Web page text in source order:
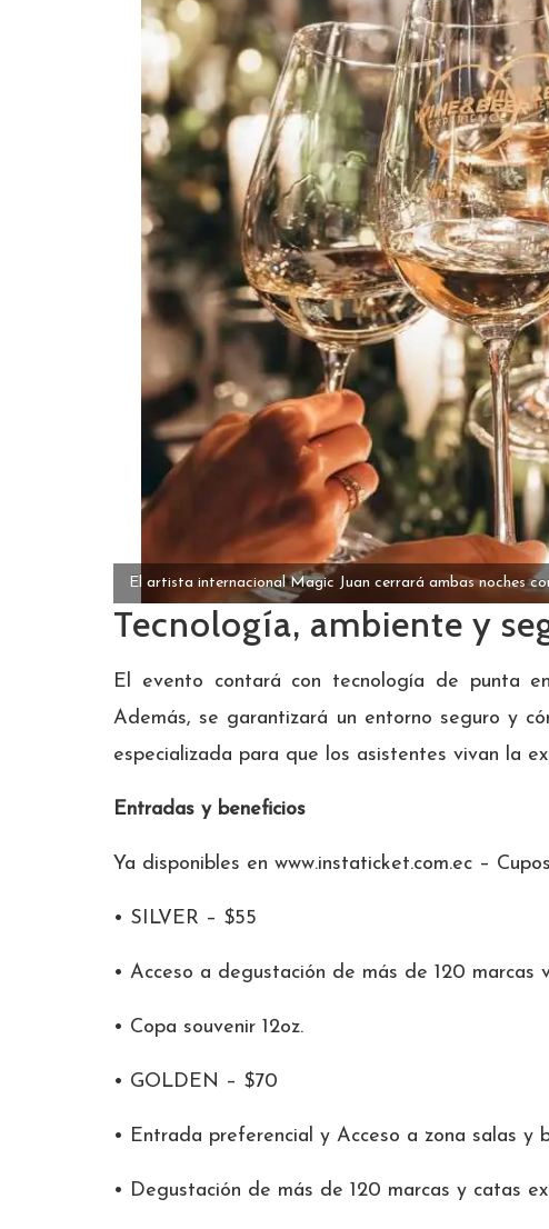
El artista internacional Magic Juan cerrará ambas noches
Tecnología, ambiente y
El evento contará con tecnología de punta
Además, se garantizará un entorno seguro y
especializada para que los asistentes vivan la
Entradas y beneficios
Ya disponibles en www.instaticket.com.ec –
• SILVER – $55
• Acceso a degustación de más de 120 marcas
• Copa souvenir 12oz.
• GOLDEN – $70
• Entrada preferencial y Acceso a zona salas y
• Degustación de más de 120 marcas y catas